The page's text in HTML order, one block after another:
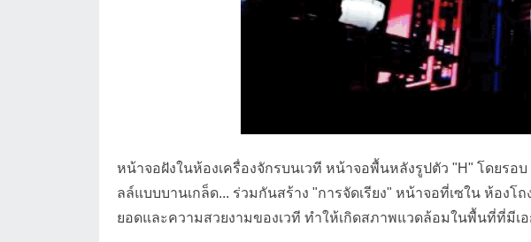
หน้าจอฝังในห้องเครื่องจักรบนเวที หน้าจอพื้นหลังรูปตัว "H" โดยร
ลล์แบบบานเกล็ด... ร่วมกันสร้าง "การจัดเรียง" หน้าจอที่เซใน ห้อ
ยอดและความสวยงามของเวที ทำให้เกิดสภาพแวดล้อมในพื้นที่ที่มีเ